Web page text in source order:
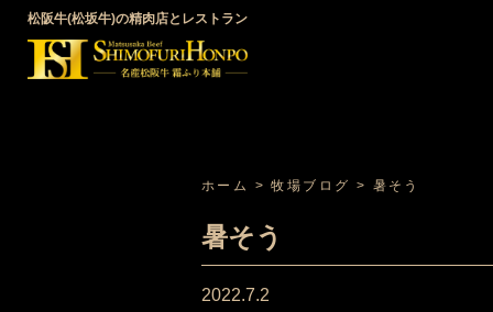
松阪牛(松坂牛)の精肉店とレストラン
ホーム >牧場ブログ > 暑そう
暑そう
2022.7.2